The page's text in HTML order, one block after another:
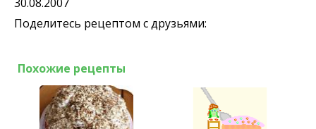
Поделитесь рецептом с друзьями:
Похожие рецепты